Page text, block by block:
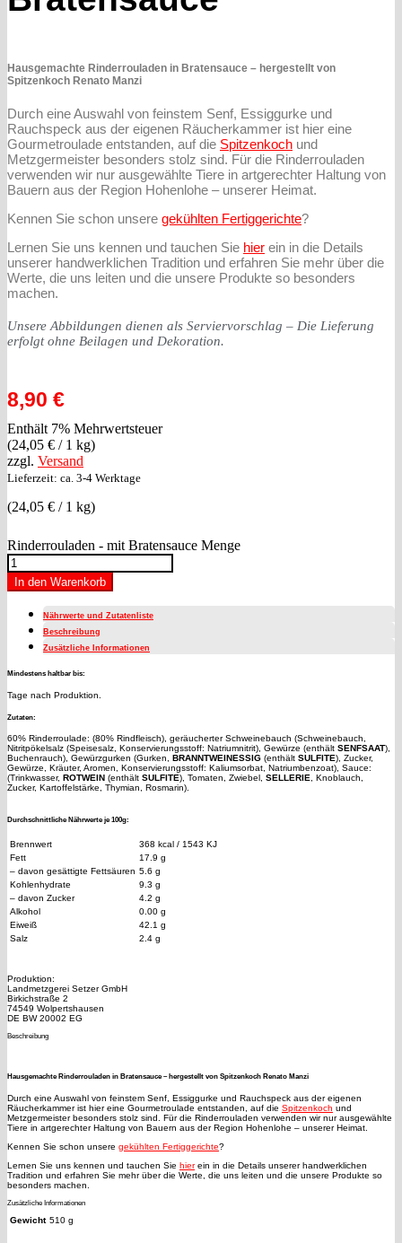
Hausgemachte Rinderrouladen in Bratensauce – hergestellt von
Spitzenkoch Renato Manzi
Durch eine Auswahl von feinstem Senf, Essiggurke und
Rauchspeck aus der eigenen Räucherkammer ist hier eine
Gourmetroulade entstanden, auf die Spitzenkoch und
Metzgermeister besonders stolz sind. Für die Rinderrouladen
verwenden wir nur ausgewählte Tiere in artgerechter Haltung von
Bauern aus der Region Hohenlohe – unserer Heimat.
Kennen Sie schon unsere gekühlten Fertiggerichte?
Lernen Sie uns kennen und tauchen Sie hier ein in die Details
unserer handwerklichen Tradition und erfahren Sie mehr über die
Werte, die uns leiten und die unsere Produkte so besonders
machen.
Unsere Abbildungen dienen als Serviervorschlag – Die Lieferung
erfolgt ohne Beilagen und Dekoration.
8,90 €
Enthält 7% Mehrwertsteuer
(24,05 € / 1 kg)
zzgl. Versand
Lieferzeit: ca. 3-4 Werktage
(24,05 € / 1 kg)
Rinderrouladen - mit Bratensauce Menge
In den Warenkorb
Nährwerte und Zutatenliste
Beschreibung
Zusätzliche Informationen
Mindestens haltbar bis:
Tage nach Produktion.
Zutaten:
60% Rinderroulade: (80% Rindfleisch), geräucherter Schweinebauch (Schweinebauch,
Nitritpökelsalz (Speisesalz, Konservierungsstoff: Natriumnitrit), Gewürze (enthält SENFSAAT),
Buchenrauch), Gewürzgurken (Gurken, BRANNTWEINESSIG (enthält SULFITE), Zucker,
Gewürze, Kräuter, Aromen, Konservierungsstoff: Kaliumsorbat, Natriumbenzoat), Sauce:
(Trinkwasser, ROTWEIN (enthält SULFITE), Tomaten, Zwiebel, SELLERIE, Knoblauch,
Zucker, Kartoffelstärke, Thymian, Rosmarin).
Durchschnittliche Nährwerte je 100g:
Brennwert
368 kcal / 1543 KJ
Fett
17.9 g
– davon gesättigte Fettsäuren 5.6 g
Kohlenhydrate
9.3 g
– davon Zucker
4.2 g
Alkohol
0.00 g
Eiweiß
42.1 g
Salz
2.4 g
Produktion:
Landmetzgerei Setzer GmbH
Birkichstraße 2
74549 Wolpertshausen
DE BW 20002 EG
Beschreibung
Hausgemachte Rinderrouladen in Bratensauce – hergestellt von Spitzenkoch Renato Manzi
Durch eine Auswahl von feinstem Senf, Essiggurke und Rauchspeck aus der eigenen
Räucherkammer ist hier eine Gourmetroulade entstanden, auf die Spitzenkoch und
Metzgermeister besonders stolz sind. Für die Rinderrouladen verwenden wir nur ausgewählte
Tiere in artgerechter Haltung von Bauern aus der Region Hohenlohe – unserer Heimat.
Kennen Sie schon unsere gekühlten Fertiggerichte?
Lernen Sie uns kennen und tauchen Sie hierein in die Details unserer handwerklichen
Tradition und erfahren Sie mehr über die Werte, die uns leiten und die unsere Produkte so
besonders machen.
Zusätzliche Informationen
Gewicht 510 g